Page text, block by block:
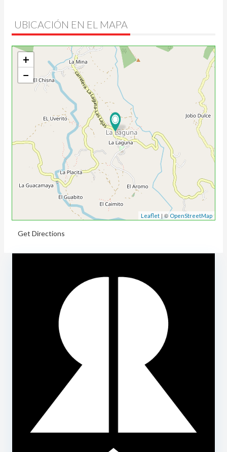
UBICACIÓN EN EL MAPA
+
−
Leaflet | © OpenStreetMap
Get Directions